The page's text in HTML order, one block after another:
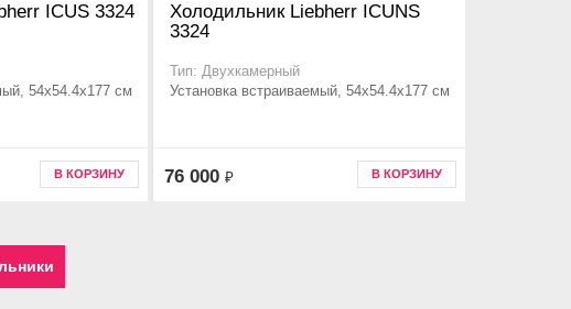
ICUS 3324
54x54.4x177 см
В КОРЗИНУ
Холодильник Liebherr ICUNS
3324
Тип: Двухкамерный
Установка встраиваемый, 54x54.4x177 см
76 000 ₽ В КОРЗИНУ